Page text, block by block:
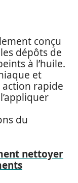
conçu
dépôts de
à l’huile.
et
action rapide
du
nettoyer